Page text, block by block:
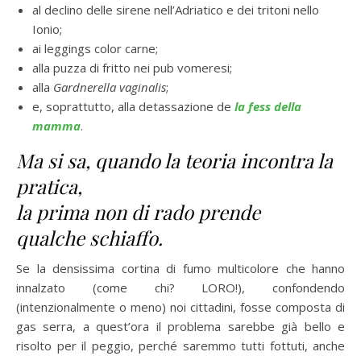
al declino delle sirene nell’Adriatico e dei tritoni nello
Ionio;
ai leggings color carne;
alla puzza di fritto nei pub vomeresi;
alla Gardnerella vaginalis;
e, soprattutto, alla detassazione de la fess della
mamma.
Ma si sa, quando la teoria incontra la
pratica,
la prima non di rado prende
qualche schiaffo.
Se la densissima cortina di fumo multicolore che hanno
innalzato (come chi? LORO!), confondendo
(intenzionalmente o meno) noi cittadini, fosse composta di
gas serra, a quest’ora il problema sarebbe già bello e
risolto per il peggio, perché saremmo tutti fottuti, anche